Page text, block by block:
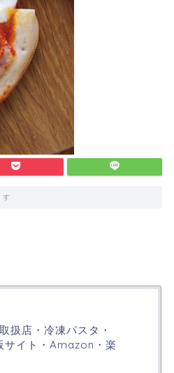
す
扱店・冷凍パスタ・
サイト・Amazon・楽